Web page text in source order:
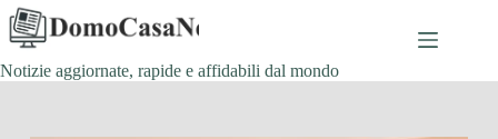
Salta
contenuto
Notizie aggiornate, rapide e affidabili dal mondo